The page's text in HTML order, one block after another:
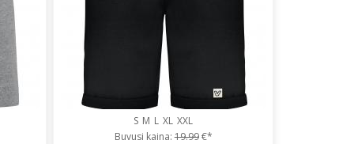
S M L XL XXL
Buvusi kaina:19.99€*